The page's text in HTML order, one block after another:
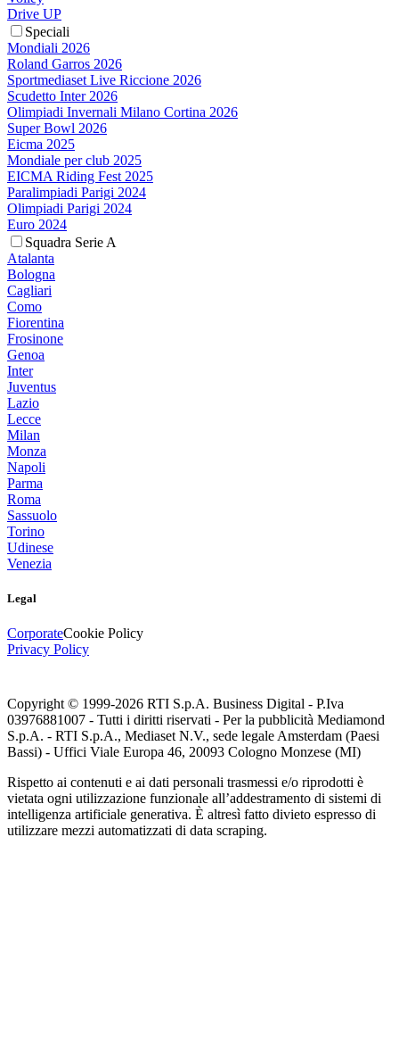
Drive UP
Speciali
Mondiali 2026
Roland Garros 2026
Sportmediaset Live Riccione 2026
Scudetto Inter 2026
Olimpiadi Invernali Milano Cortina 2026
Super Bowl 2026
Eicma 2025
Mondiale per club 2025
EICMA Riding Fest 2025
Paralimpiadi Parigi 2024
Olimpiadi Parigi 2024
Euro 2024
Squadra Serie A
Atalanta
Bologna
Cagliari
Como
Fiorentina
Frosinone
Genoa
Inter
Juventus
Lazio
Lecce
Milan
Monza
Napoli
Parma
Roma
Sassuolo
Torino
Udinese
Venezia
Legal
CorporateCookie Policy
Privacy Policy
Copyright © 1999-2026 RTI S.p.A. Business Digital - P.Iva
03976881007 - Tutti i diritti riservati - Per la pubblicità Mediamond
S.p.A. - RTI S.p.A., Mediaset N.V., sede legale Amsterdam (Paesi
Bassi) - Uffici Viale Europa 46, 20093 Cologno Monzese (MI)
Rispetto ai contenuti e ai dati personali trasmessi e/o riprodotti è
vietata ogni utilizzazione funzionale all’addestramento di sistemi di
intelligenza artificiale generativa. È altresì fatto divieto espresso di
utilizzare mezzi automatizzati di data scraping.